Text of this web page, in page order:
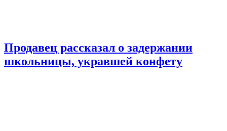
Продавец рассказал о задержании
школьницы, укравшей конфету